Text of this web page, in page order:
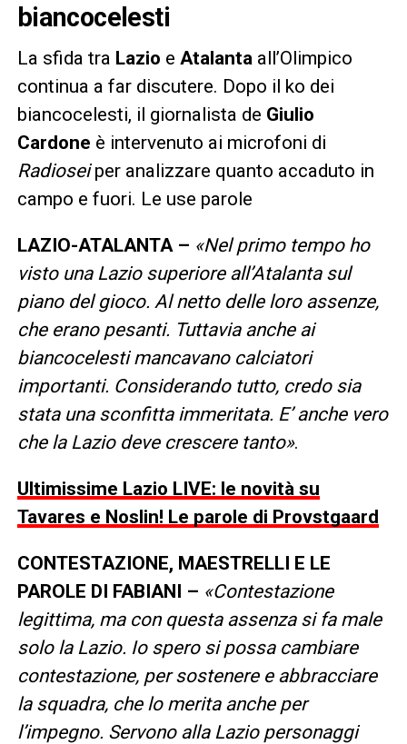
biancocelesti
La sfida tra Lazio e Atalantaall’Olimpico
continua a far discutere. Dopo il ko dei
biancocelesti, il giornalista de Giulio
Cardone è intervenuto ai microfoni di
Radioseiper analizzare quanto accaduto in
campo e fuori. Le use parole
LAZIO-ATALANTA – «Nel primo tempo ho
visto una Lazio superiore all’Atalanta sul
piano del gioco. Al netto delle loro assenze,
che erano pesanti. Tuttavia anche ai
biancocelesti mancavano calciatori
importanti. Considerando tutto, credo sia
stata una sconfitta immeritata. E’ anche vero
che la Lazio deve crescere tanto».
Ultimissime Lazio LIVE: le novità su
Tavares e Noslin! Le parole di Provstgaard
CONTESTAZIONE, MAESTRELLI E LE
PAROLE DI FABIANI – «Contestazione
legittima, ma con questa assenza si fa male
solo la Lazio. Io spero si possa cambiare
contestazione, per sostenere e abbracciare
la squadra, che lo merita anche per
l’impegno. Servono alla Lazio personaggi